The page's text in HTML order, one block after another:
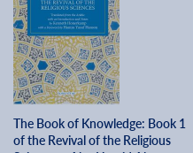
The Book of Knowledge: Book 1
of the Revival of the Religious